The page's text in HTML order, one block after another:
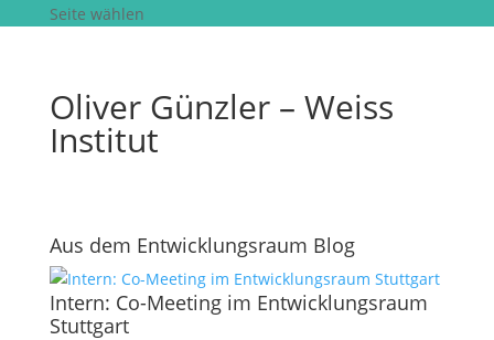
Seite wählen
Oliver Günzler – Weiss
Institut
Aus dem Entwicklungsraum Blog
Intern: Co-Meeting im Entwicklungsraum
Stuttgart